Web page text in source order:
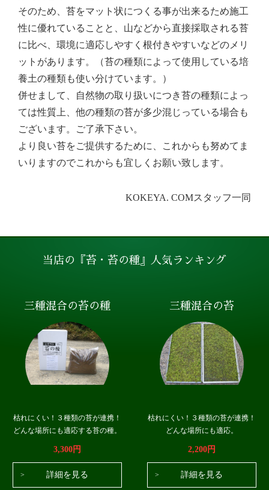
そのため、苔をマット状につくる事が出来るため施工
性に優れていることと、山などから直接採取される苔
に比べ、環境に適応しやすく根付きやすいなどのメリ
ットがあります。（苔の種類によって使用している培
養土の種類も使い分けています。）
併せまして、自然物の取り扱いにつき苔の種類によっ
ては性質上、他の種類の苔が多少混じっている場合も
ございます。ご了承下さい。
より良い苔をご提供するために、これからも努めてま
いりますのでこれからも宜しくお願い致します。
KOKEYA. COMスタッフ一同
当店の『苔・苔の種』人気ランキング
三種混合の苔の種
枯れにくい！３種類の苔が連携！
どんな場所にも適応する苔の種。
3,300円
詳細を見る
三種混合の苔
枯れにくい！３種類の苔が連携！
どんな場所にも適応。
2,200円
詳細を見る